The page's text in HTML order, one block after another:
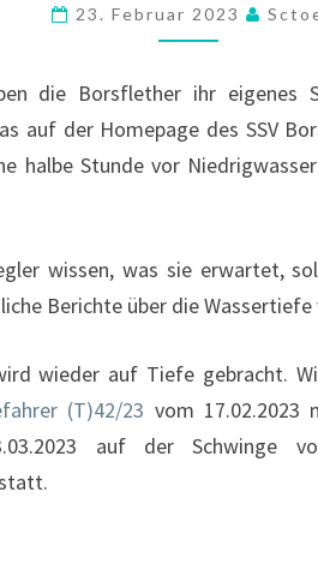
UND
DER
SCHWINGE
GEBAGGERT
23. Februar 2023
die Borsflether ihr eigenes
auf der Homepage des SSV
halbe Stunde vor
wissen, was sie erwartet,
Berichte über die
wieder auf Tiefe gebracht.
(T)42/23 vom
auf der Schwinge